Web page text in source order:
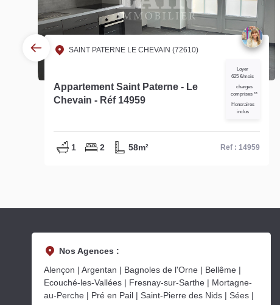
SAINT PATERNE LE CHEVAIN (72610)
Appartement Saint Paterne - Le
Chevain - Réf 14959
Loyer
625 €/mois
charges
comprises **
Honoraires
inclus
1 2 58m² Ref : 14959
Nos Agences :
Alençon | Argentan | Bagnoles de l'Orne | Bellême |
Ecouché-les-Vallées | Fresnay-sur-Sarthe | Mortagne-
au-Perche | Pré en Pail | Saint-Pierre des Nids | Sées |